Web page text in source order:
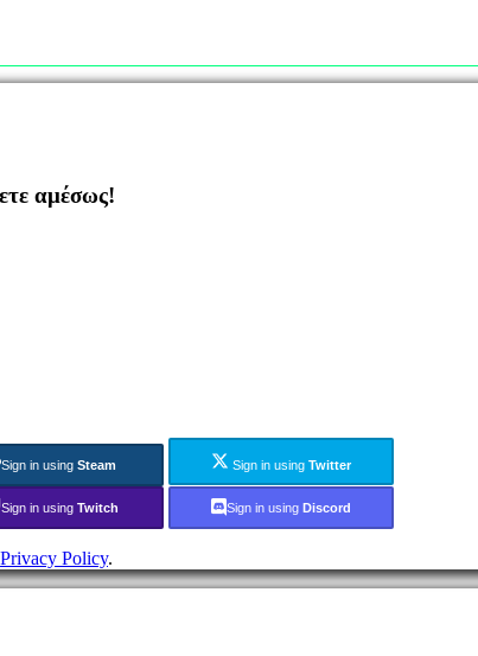
αμέσως!
Sign in using Steam Sign in using Twitter
Sign in using Twitch Sign in using Discord
Privacy Policy.